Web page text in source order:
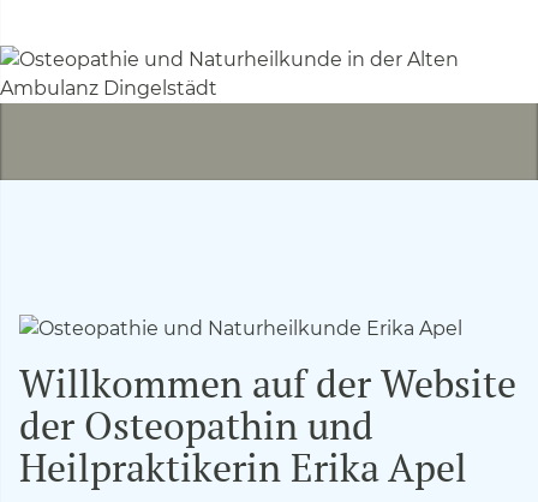
Willkommen auf der Website
der Osteopathin und
Heilpraktikerin Erika Apel